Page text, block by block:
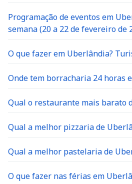
Programação de eventos em
semana (20 a 22 de fevereiro de
O que fazer em Uberlândia?
Onde tem borracharia 24 horas
Qual o restaurante mais barato
Qual a melhor pizzaria de
Qual a melhor pastelaria de
O que fazer nas férias em